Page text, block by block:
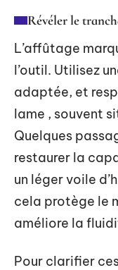
Révéler le
L’affûtage
l’outil. Utilisez
adaptée, et
lame , souvent
Quelques
restaurer la
un léger voile
cela protège le
améliore la
Pour clarifier